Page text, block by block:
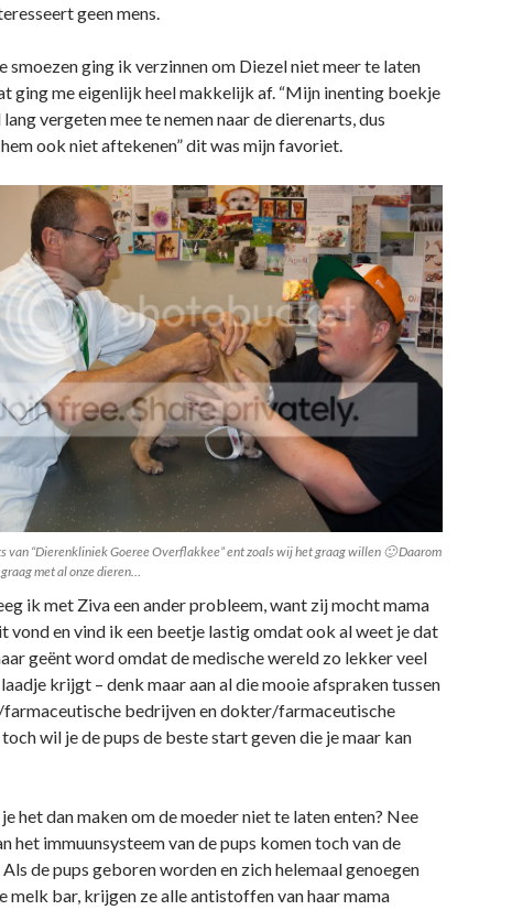
geen mens.
smoezen ging ik verzinnen om Diezel niet meer te laten
ging me eigenlijk heel makkelijk af. “Mijn inenting boekje
vergeten mee te nemen naar de dierenarts, dus
ook niet aftekenen” dit was mijn favoriet.
van “Dierenkliniek Goeree Overflakkee” ent zoals wij het graag willen 🙂 Daarom
met al onze dieren…
ik met Ziva een ander probleem, want zij mocht mama
vond en vind ik een beetje lastig omdat ook al weet je dat
geënt word omdat de medische wereld zo lekker veel
krijgt – denk maar aan al die mooie afspraken tussen
bedrijven en dokter/farmaceutische
wil je de pups de beste start geven die je maar kan
het dan maken om de moeder niet te laten enten? Nee
het immuunsysteem van de pups komen toch van de
de pups geboren worden en zich helemaal genoegen
melk bar, krijgen ze alle antistoffen van haar mama